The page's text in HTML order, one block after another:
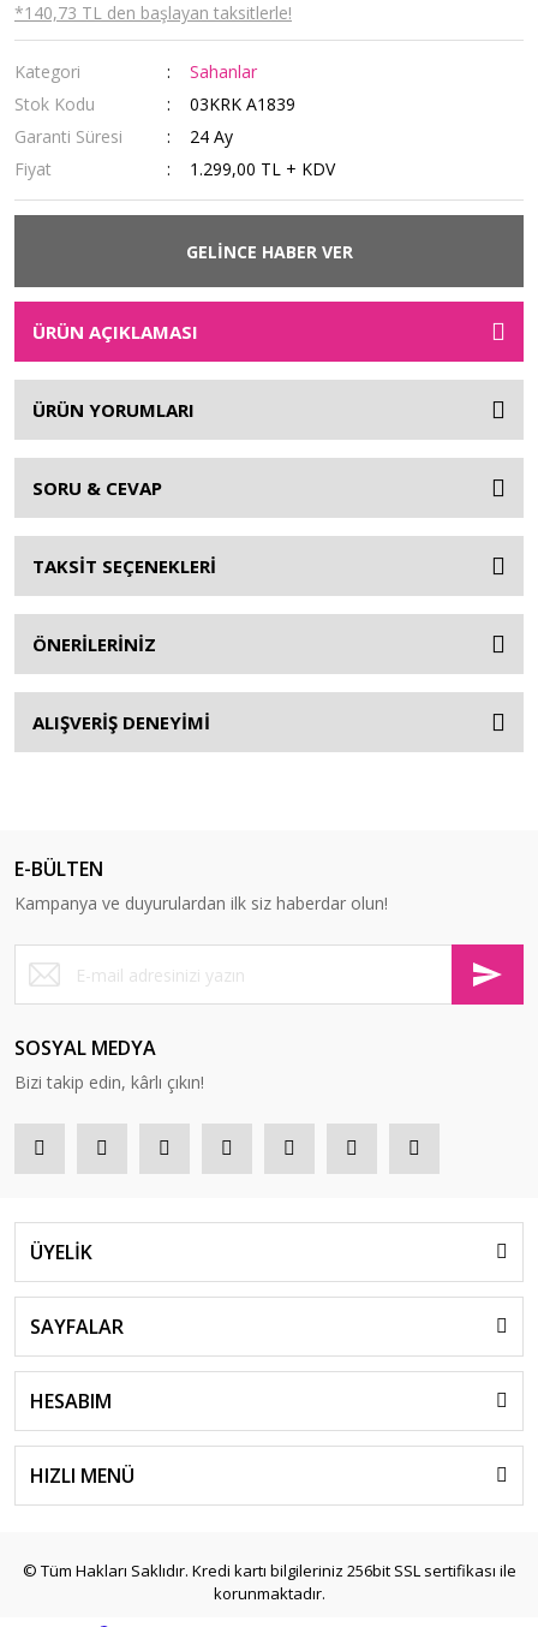
*140,73 TL den başlayan taksitlerle!
Kategori
Sahanlar
Stok Kodu
03KRK A1839
Garanti Süresi
24 Ay
Fiyat
1.299,00 TL + KDV
GELİNCE HABER VER
ÜRÜN AÇIKLAMASI
ÜRÜN YORUMLARI
SORU & CEVAP
TAKSİT SEÇENEKLERİ
ÖNERİLERİNİZ
ALIŞVERİŞ DENEYİMİ
E-BÜLTEN
Kampanya ve duyurulardan ilk siz haberdar olun!
SOSYAL MEDYA
Bizi takip edin, kârlı çıkın!
ÜYELİK
SAYFALAR
HESABIM
HIZLI MENÜ
© Tüm Hakları Saklıdır. Kredi kartı bilgileriniz 256bit SSL sertifikası ile
korunmaktadır.